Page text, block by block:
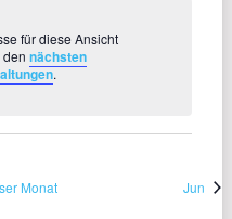
für diese Ansicht
nächsten
.
Monat Jun